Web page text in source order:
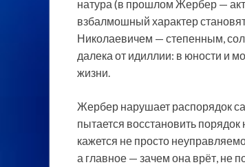
натура (в прошлом Жербер —
взбалмошный характер
Николаевичем — степенным,
далека от идиллии: в юности и
жизни.
Жербер нарушает распорядок
пытается восстановить
кажется не просто
а главное — зачем она врёт, не